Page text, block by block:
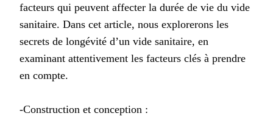
facteurs qui peuvent affecter la durée de vie du vide
sanitaire. Dans cet article, nous explorerons les
secrets de longévité d’un vide sanitaire, en
examinant attentivement les facteurs clés à prendre
en compte.
-Construction et conception :